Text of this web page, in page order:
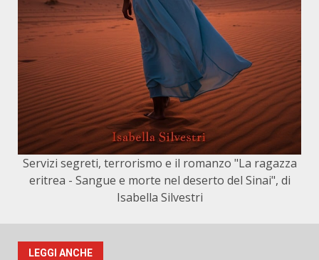
Servizi segreti, terrorismo e il romanzo "La ragazza
eritrea - Sangue e morte nel deserto del Sinai", di
Isabella Silvestri
LEGGI ANCHE